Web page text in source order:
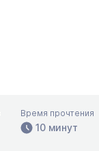
Время прочтения
10 минут